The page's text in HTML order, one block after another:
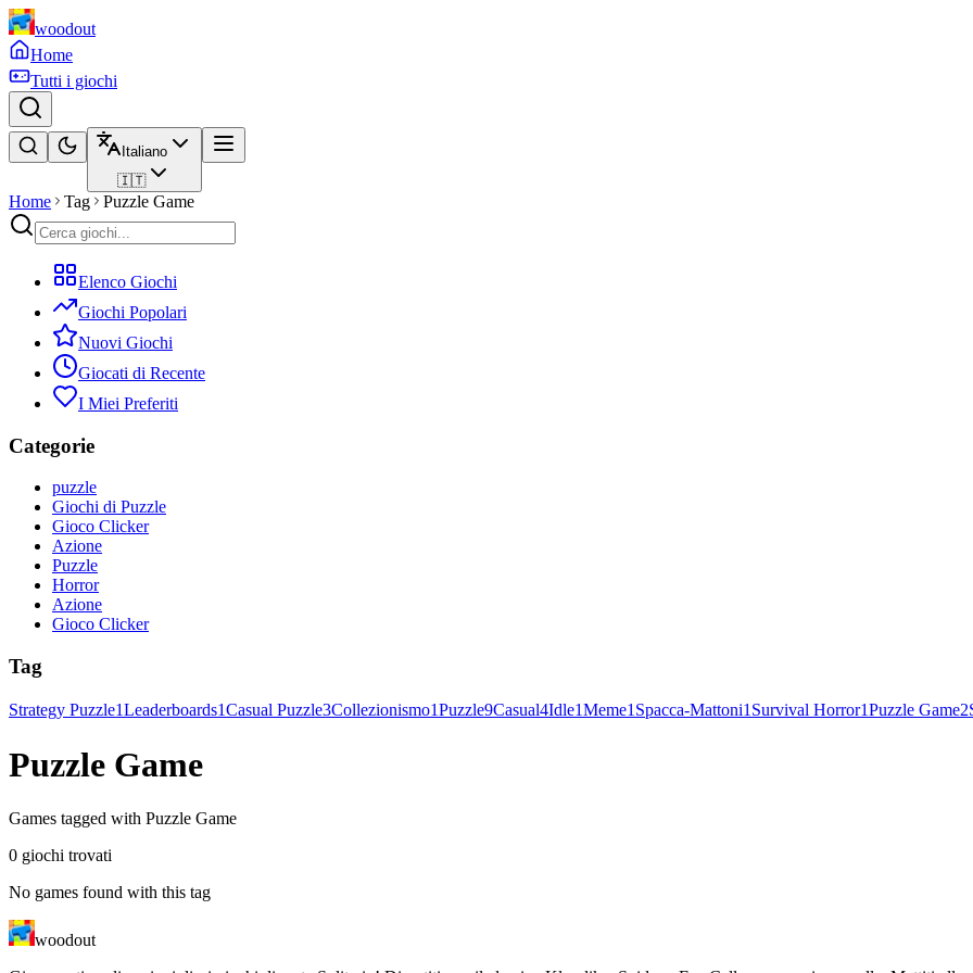
woodout
Home
Tutti i giochi
Italiano
🇮🇹
Home Tag Puzzle Game
Elenco Giochi
Giochi Popolari
Nuovi Giochi
Giocati di Recente
I Miei Preferiti
Categorie
puzzle
Giochi di Puzzle
Gioco Clicker
Azione
Puzzle
Horror
Azione
Gioco Clicker
Tag
Strategy Puzzle1Leaderboards1Casual Puzzle3Collezionismo1Puzzle9Casual4Idle1Meme1 Spacca-Mattoni1 Survival Horror1Puzzle Game2
Puzzle Game
Games tagged with Puzzle Game
0 giochi trovati
No games found with this tag
woodout